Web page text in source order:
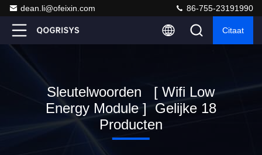
dean.li@ofeixin.com 86-755-23191990
Citaat
Sleutelwoorden [ Wifi Low
Energy Module ] Gelijke 18
Producten